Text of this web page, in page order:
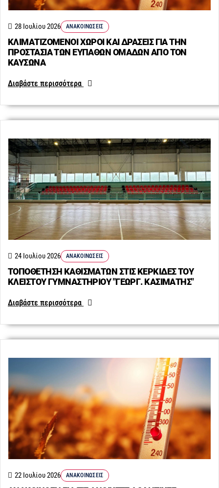
ΚΛΙΜΑΤΙΖΟΜΕΝΟΙ ΧΩΡΟΙ ΚΑΙ ΔΡΑΣΕΙΣ ΓΙΑ ΤΗΝ
ΠΡΟΣΤΑΣΙΑ ΤΩΝ ΕΥΠΑΘΩΝ ΟΜΑΔΩΝ ΑΠΟ ΤΟΝ
ΚΑΥΣΩΝΑ
28 Ιουλίου 2026 ΑΝΑΚΟΙΝΏΣΕΙΣ
Διαβάστε περισσότερα
ΤΟΠΟΘΕΤΗΣΗ ΚΑΘΙΣΜΑΤΩΝ ΣΤΙΣ ΚΕΡΚΙΔΕΣ ΤΟΥ
ΚΛΕΙΣΤΟΥ ΓΥΜΝΑΣΤΗΡΙΟΥ "ΓΕΩΡΓ. ΚΑΣΙΜΑΤΗΣ"
24 Ιουλίου 2026 ΑΝΑΚΟΙΝΏΣΕΙΣ
Διαβάστε περισσότερα
22 Ιουλίου 2026 ΑΝΑΚΟΙΝΏΣΕΙΣ